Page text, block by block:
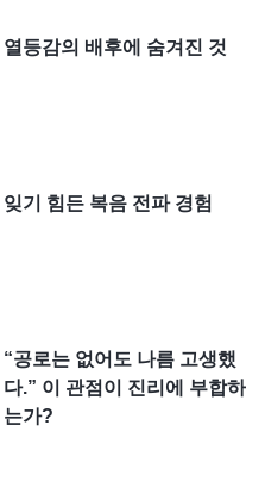
도 충성하지 않은 모습
끝에 저는 절충안을 생
미 몇 년이나 지났고, 제
세세한 부분은 이미 자
상 자세히 되돌아보지 않
만 적으면 된다고 생각했
을 때 속으로 또다시 가
간사를 부리고 속임수
다. 지금은 하나님의 사
막 단계이고, 각기 부류대
그리스도, 불신파, 악령
만 교회가 정결케 되고,
열등감의 배후에 숨겨진 것
잊기 힘든 복음 전파 경험
“공로는 없어도 나름 고생했
다.” 이 관점이 진리에 부합하
는가?